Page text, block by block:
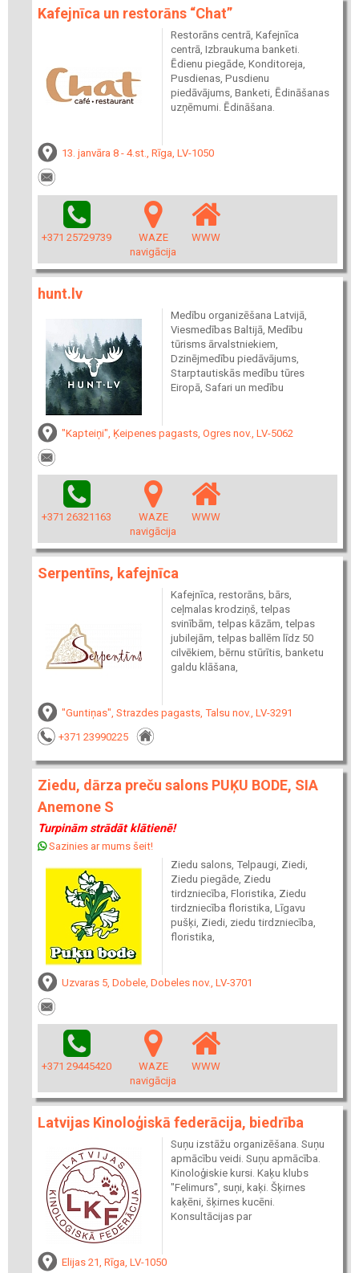
Kafejnīca un restorāns “Chat”
Restorāns centrā, Kafejnīca
centrā, Izbraukuma banketi.
Ēdienu piegāde, Konditoreja,
Pusdienas, Pusdienu
piedāvājums, Banketi, Ēdināšanas
uzņēmumi. Ēdināšana.
13. janvāra 8 - 4.st., Rīga, LV-1050
+371 25729739
WAZE
navigācija
WWW
hunt.lv
Medību organizēšana Latvijā,
Viesmedības Baltijā, Medību
tūrisms ārvalstniekiem,
Dzinējmedību piedāvājums,
Starptautiskās medību tūres
Eiropā, Safari un medību
"Kapteiņi", Ķeipenes pagasts, Ogres nov., LV-5062
+371 26321163
WAZE
navigācija
WWW
Serpentīns, kafejnīca
Kafejnīca, restorāns, bārs,
ceļmalas krodziņš, telpas
svinībām, telpas kāzām, telpas
jubilejām, telpas ballēm līdz 50
cilvēkiem, bērnu stūrītis, banketu
galdu klāšana,
"Guntiņas", Strazdes pagasts, Talsu nov., LV-3291
+371 23990225
Ziedu, dārza preču salons PUĶU BODE, SIA
Anemone S
Turpinām strādāt klātienē!
Sazinies ar mums šeit!
Ziedu salons, Telpaugi, Ziedi,
Ziedu piegāde, Ziedu
tirdzniecība, Floristika, Ziedu
tirdzniecība floristika, Līgavu
pušķi, Ziedi, ziedu tirdzniecība,
floristika,
Uzvaras 5, Dobele, Dobeles nov., LV-3701
+371 29445420
WAZE
navigācija
WWW
Latvijas Kinoloģiskā federācija, biedrība
Suņu izstāžu organizēšana. Suņu
apmācību veidi. Suņu apmācība.
Kinoloģiskie kursi. Kaķu klubs
"Felimurs", suņi, kaķi. Šķirnes
kaķēni, šķirnes kucēni.
Konsultācijas par
Elijas 21, Rīga, LV-1050